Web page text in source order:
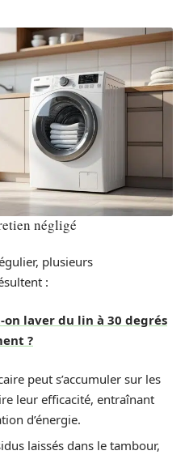
négligé
plusieurs
:
on laver du lin à 30 degrés
?
peut s’accumuler sur les
leur efficacité, entraînant
d’énergie.
laissés dans le tambour,